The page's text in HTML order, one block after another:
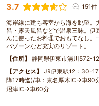
3.7 151件
海岸線に建ち客室から海を眺望。
呂・露天風呂などで温泉三昧。伊
んに使ったお料理でおもてなし。
パゾーンなど充実のリゾート。
住所
静岡県伊東市湯川572-12
アクセス
JR伊東駅12：30-
降17時迄)/車：東名厚木IC→車90
沼津IC→車60分